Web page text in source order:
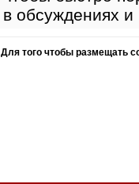
в обсуждениях
Для того чтобы размещать